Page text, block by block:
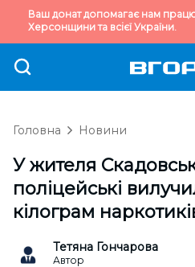
Ваш донат допомагає нам
Херсонщини та всієї України.
Головна Новини
У жителя
поліцейські
кілограм
Тетяна Гончарова
Автор